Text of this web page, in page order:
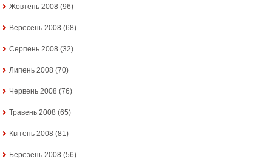
Жовтень 2008 (96)
Вересень 2008 (68)
Серпень 2008 (32)
Липень 2008 (70)
Червень 2008 (76)
Травень 2008 (65)
Квітень 2008 (81)
Березень 2008 (56)